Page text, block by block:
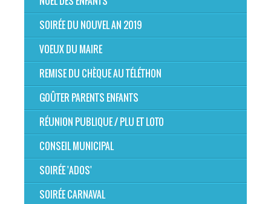
SOIRÉE DU NOUVEL AN 2019
VOEUX DU MAIRE
REMISE DU CHÈQUE AU TÉLÉTHON
GOÛTER PARENTS ENFANTS
RÉUNION PUBLIQUE / PLU ET LOTO
CONSEIL MUNICIPAL
SOIRÉE 'ADOS'
SOIRÉE CARNAVAL